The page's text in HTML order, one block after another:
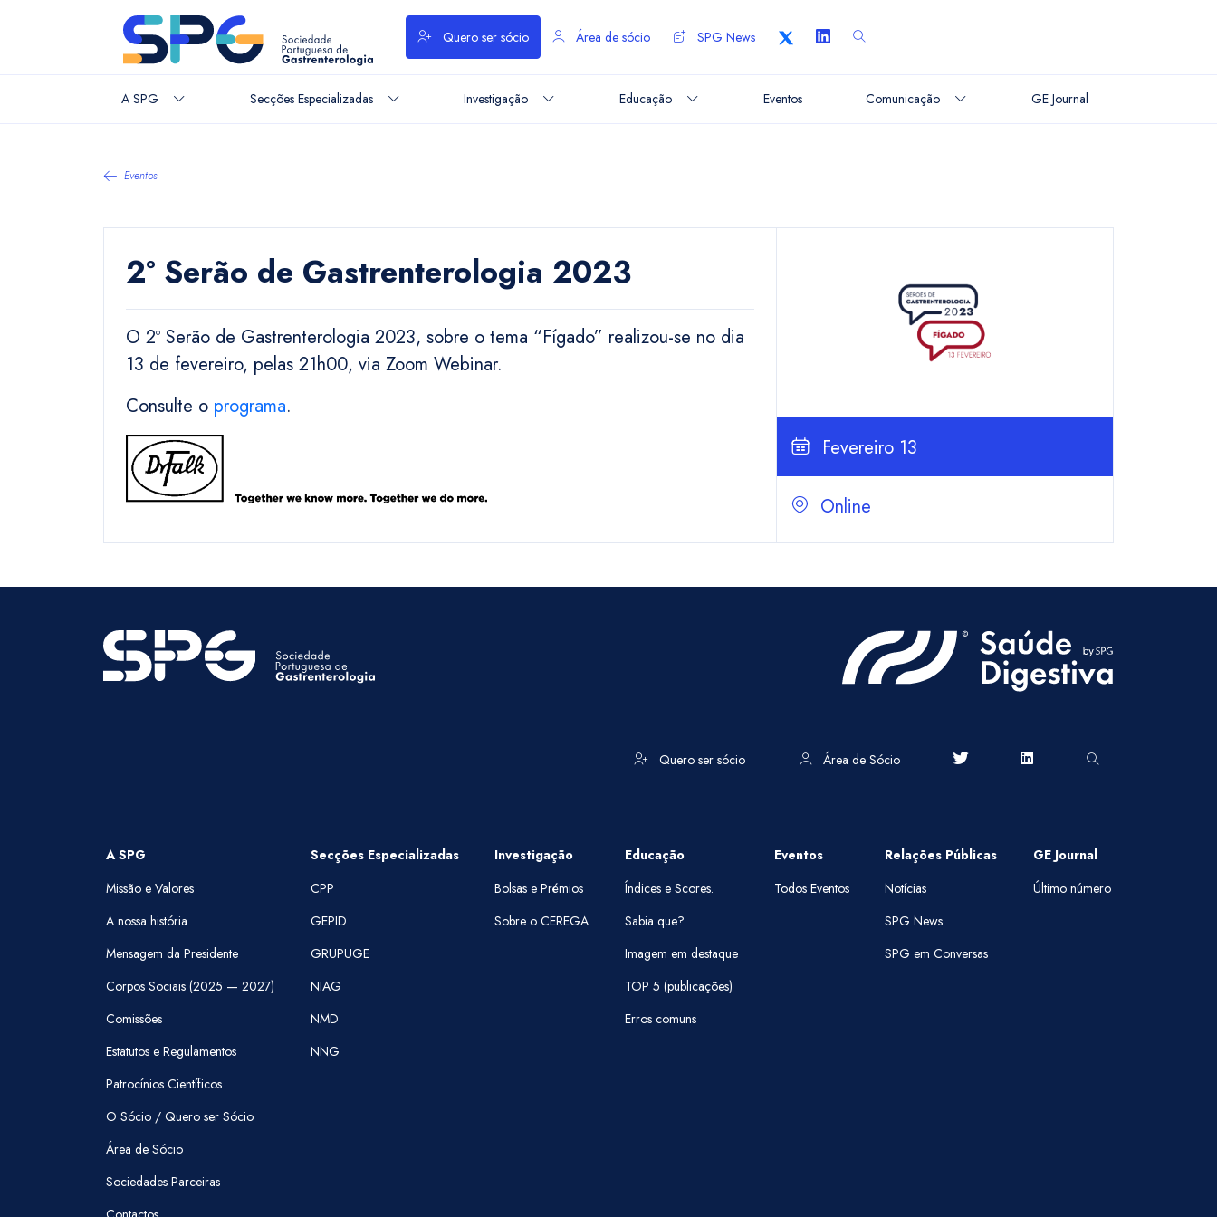
Quero ser sócio Área de sócio SPG News
A SPG Secções Especializadas Investigação Educação Eventos Comunicação GE Journal
Eventos
2º Serão de Gastrenterologia 2023
O 2º Serão de Gastrenterologia 2023, sobre o tema “Fígado” realizou-se no dia
13 de fevereiro, pelas 21h00, via Zoom Webinar.
Consulte o programa.
Fevereiro 13
Online
Quero ser sócio Área de Sócio
A SPG
Missão e Valores
A nossa história
Mensagem da Presidente
Corpos Sociais (2025 — 2027)
Comissões
Estatutos e Regulamentos
Patrocínios Científicos
O Sócio / Quero ser Sócio
Área de Sócio
Sociedades Parceiras
Secções Especializadas
CPP
GEPID
GRUPUGE
NIAG
NMD
NNG
Investigação
Bolsas e Prémios
Sobre o CEREGA
Educação
Índices e Scores.
Sabia que?
Imagem em destaque
TOP 5 (publicações)
Erros comuns
Eventos
Todos Eventos
Relações Públicas
Notícias
SPG News
SPG em Conversas
GE Journal
Último número